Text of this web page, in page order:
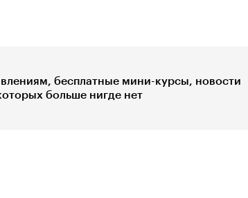
бесплатные мини-курсы, новости
больше нигде нет